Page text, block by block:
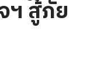
ฯ สู้ภัย